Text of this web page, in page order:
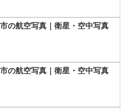
の航空写真｜衛星・空中写真
の航空写真｜衛星・空中写真